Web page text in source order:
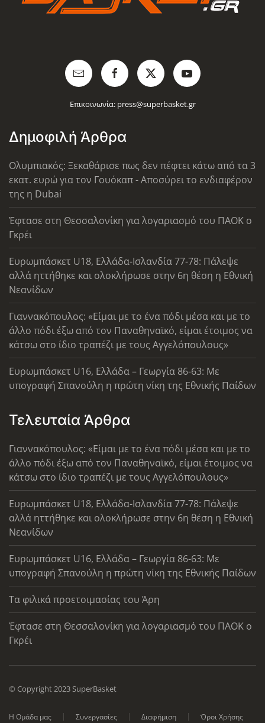
Επικοινωνία: press@superbasket.gr
Δημοφιλή Άρθρα
Ολυμπιακός: Ξεκαθάρισε πως δεν πέφτει κάτω από τα 3
εκατ. ευρώ για τον Γουόκαπ - Αποσύρει το ενδιαφέρον
της η Dubai
Έφτασε στη Θεσσαλονίκη για λογαριασμό του ΠΑΟΚ ο
Γκρέι
Ευρωμπάσκετ U18, Ελλάδα-Ισλανδία 77-78: Πάλεψε
αλλά ηττήθηκε και ολοκλήρωσε στην 6η θέση η Εθνική
Νεανίδων
Γιαννακόπουλος: «Είμαι με το ένα πόδι μέσα και με το
άλλο πόδι έξω από τον Παναθηναϊκό, είμαι έτοιμος να
κάτσω στο ίδιο τραπέζι με τους Αγγελόπουλους»
Ευρωμπάσκετ U16, Ελλάδα – Γεωργία 86-63: Με
υπογραφή Σπανούλη η πρώτη νίκη της Εθνικής Παίδων
Τελευταία Άρθρα
Γιαννακόπουλος: «Είμαι με το ένα πόδι μέσα και με το
άλλο πόδι έξω από τον Παναθηναϊκό, είμαι έτοιμος να
κάτσω στο ίδιο τραπέζι με τους Αγγελόπουλους»
Ευρωμπάσκετ U18, Ελλάδα-Ισλανδία 77-78: Πάλεψε
αλλά ηττήθηκε και ολοκλήρωσε στην 6η θέση η Εθνική
Νεανίδων
Ευρωμπάσκετ U16, Ελλάδα – Γεωργία 86-63: Με
υπογραφή Σπανούλη η πρώτη νίκη της Εθνικής Παίδων
Τα φιλικά προετοιμασίας του Άρη
Έφτασε στη Θεσσαλονίκη για λογαριασμό του ΠΑΟΚ ο
Γκρέι
© Copyright 2023 SuperBasket
Η Ομάδα μας Συνεργασίες Διαφήμιση
Όροι Χρήσης